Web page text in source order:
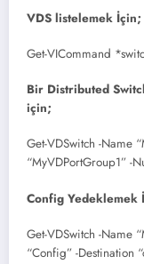
VDS listelemek İçin;
Get-VICommand
Bir Distributed
için;
Get-VDSwitch -Name
“MyVDPortGroup1” -
Config Yedeklemek
Get-VDSwitch -Name
“Config” -Destination